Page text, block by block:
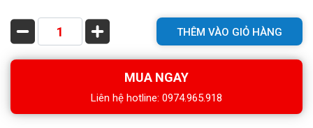
THÊM VÀO GIỎ HÀNG
MUA NGAY
Liên hệ hotline: 0974.965.918